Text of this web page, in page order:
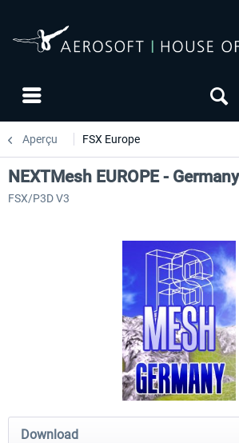
Aperçu FSX Europe
Mega Airport Frankfurt V2.0
NEXTMesh EUROPE - Germany
FSX/P3D V3
Download